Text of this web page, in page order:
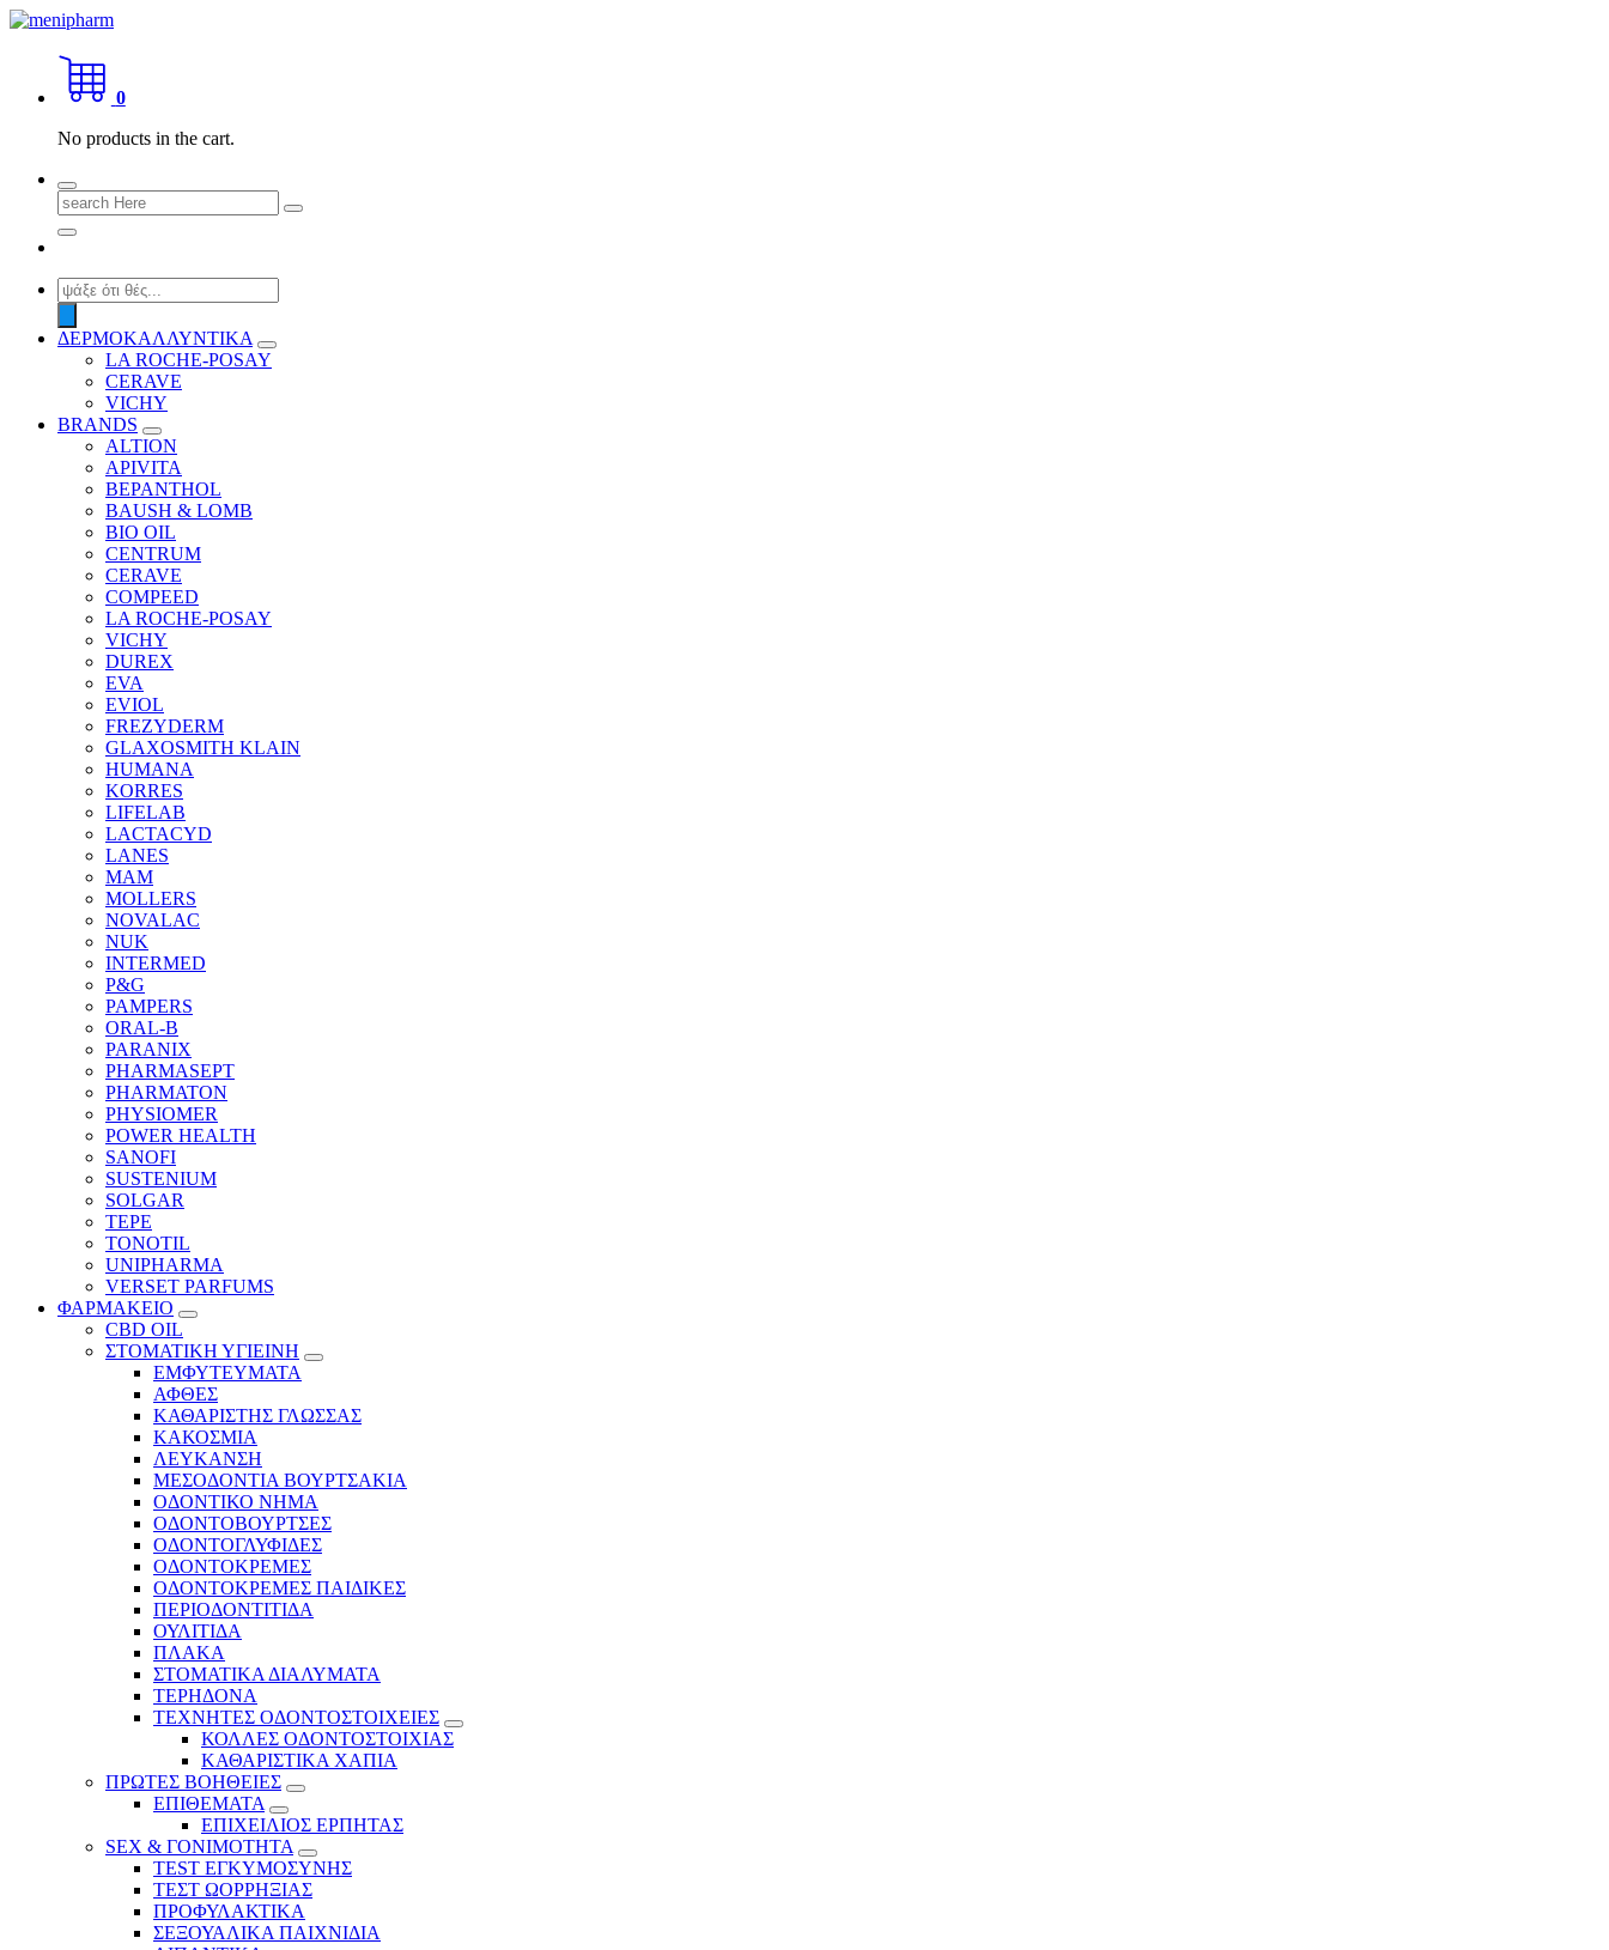
Skip
content
shop 2 easily
0
No products in the cart.
Search
for:
Products
search
ΔΕΡΜΟΚΑΛΛΥΝΤΙΚΑ
LA ROCHE-POSAY
CERAVE
VICHY
BRANDS
ALTION
APIVITA
BEPANTHOL
BAUSH & LOMB
BIO OIL
CENTRUM
CERAVE
COMPEED
LA ROCHE-POSAY
VICHY
DUREX
EVA
EVIOL
FREZYDERM
GLAXOSMITH KLAIN
HUMANA
KORRES
LIFELAB
LACTACYD
LANES
MAM
MOLLERS
NOVALAC
NUK
INTERMED
P&G
PAMPERS
ORAL-B
PARANIX
PHARMASEPT
PHARMATON
PHYSIOMER
POWER HEALTH
SANOFI
SUSTENIUM
SOLGAR
TEPE
TONOTIL
UNIPHARMA
VERSET PARFUMS
ΦΑΡΜΑΚΕΙΟ
CBD OIL
ΣΤΟΜΑΤΙΚΗ ΥΓΙΕΙΝΗ
ΕΜΦΥΤΕΥΜΑΤΑ
ΑΦΘΕΣ
ΚΑΘΑΡΙΣΤΗΣ ΓΛΩΣΣΑΣ
ΚΑΚΟΣΜΙΑ
ΛΕΥΚΑΝΣΗ
ΜΕΣΟΔΟΝΤΙΑ ΒΟΥΡΤΣΑΚΙΑ
ΟΔΟΝΤΙΚΟ ΝΗΜΑ
ΟΔΟΝΤΟΒΟΥΡΤΣΕΣ
ΟΔΟΝΤΟΓΛΥΦΙΔΕΣ
ΟΔΟΝΤΟΚΡΕΜΕΣ
ΟΔΟΝΤΟΚΡΕΜΕΣ ΠΑΙΔΙΚΕΣ
ΠΕΡΙΟΔΟΝΤΙΤΙΔΑ
ΟΥΛΙΤΙΔΑ
ΠΛΑΚΑ
ΣΤΟΜΑΤΙΚΑ ΔΙΑΛΥΜΑΤΑ
ΤΕΡΗΔΟΝΑ
ΤΕΧΝΗΤΕΣ ΟΔΟΝΤΟΣΤΟΙΧΕΙΕΣ
ΚΟΛΛΕΣ ΟΔΟΝΤΟΣΤΟΙΧΙΑΣ
ΚΑΘΑΡΙΣΤΙΚΑ ΧΑΠΙΑ
ΠΡΩΤΕΣ ΒΟΗΘΕΙΕΣ
ΕΠΙΘΕΜΑΤΑ
ΕΠΙΧΕΙΛΙΟΣ ΕΡΠΗΤΑΣ
SEX & ΓΟΝΙΜΟΤΗΤΑ
TEST ΕΓΚΥΜΟΣΥΝΗΣ
ΤΕΣΤ ΩΟΡΡΗΞΙΑΣ
ΠΡΟΦΥΛΑΚΤΙΚΑ
ΣΕΞΟΥΑΛΙΚΑ ΠΑΙΧΝΙΔΙΑ